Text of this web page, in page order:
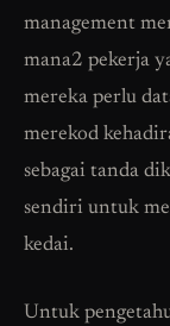
management
mana2 pekerja
mereka perlu
merekod
sebagai tanda
sendiri untuk
kedai.
Untuk